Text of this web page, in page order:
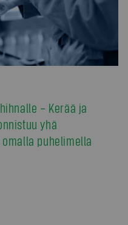
– Kerää ja
yhä
puhelimella